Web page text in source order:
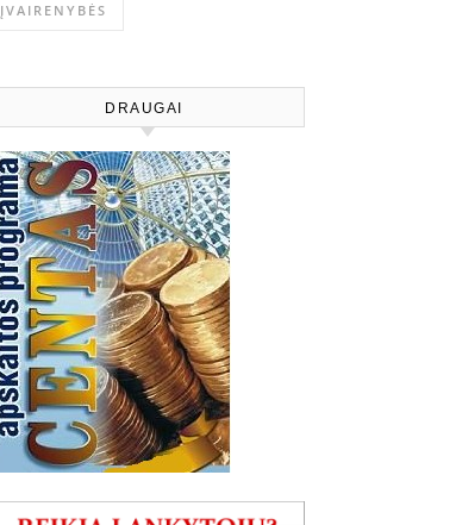
ĮVAIRENYBĖS
DRAUGAI